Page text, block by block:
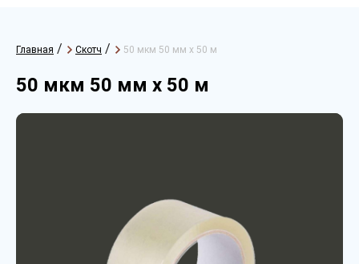
Главная / Скотч / 50 мкм 50 мм х 50 м
50 мкм 50 мм х 50 м